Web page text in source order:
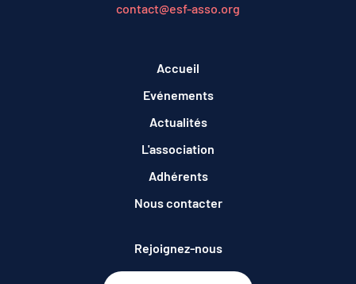
contact@esf-asso.org
Accueil
Evénements
Actualités
L'association
Adhérents
Nous contacter
Rejoignez-nous